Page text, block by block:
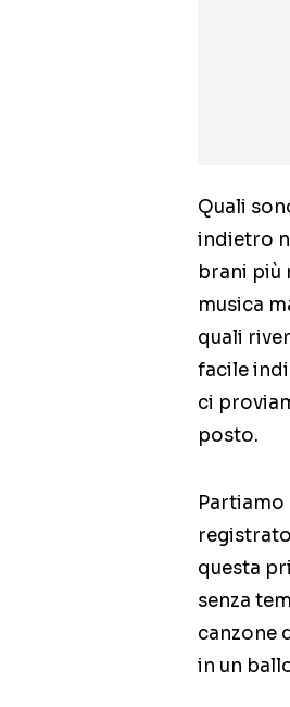
Quali
indietro
brani più
musica
quali
facile
ci
posto.
Partiamo
questa
senza
canzone
in un